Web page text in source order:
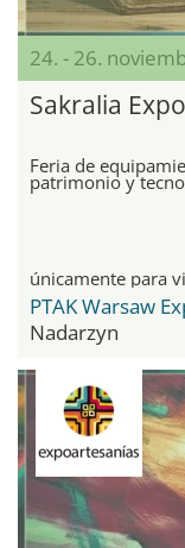
24. - 26.
Sakralia
Feria de
patrimonio y
únicamente para
PTAK Warsaw
Nadarzyn